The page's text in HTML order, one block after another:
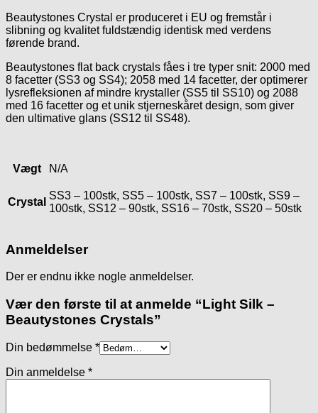
Beautystones Crystal er produceret i EU og fremstår i
slibning og kvalitet fuldstændig identisk med verdens
førende brand.
Beautystones flat back crystals fåes i tre typer snit: 2000 med
8 facetter (SS3 og SS4); 2058 med 14 facetter, der optimerer
lysrefleksionen af mindre krystaller (SS5 til SS10) og 2088
med 16 facetter og et unik stjerneskåret design, som giver
den ultimative glans (SS12 til SS48).
Vægt N/A
Crystal
SS3 – 100stk, SS5 – 100stk, SS7 – 100stk, SS9 –
100stk, SS12 – 90stk, SS16 – 70stk, SS20 – 50stk
Anmeldelser
Der er endnu ikke nogle anmeldelser.
Vær den første til at anmelde “Light Silk –
Beautystones Crystals”
Din bedømmelse *
Din anmeldelse *